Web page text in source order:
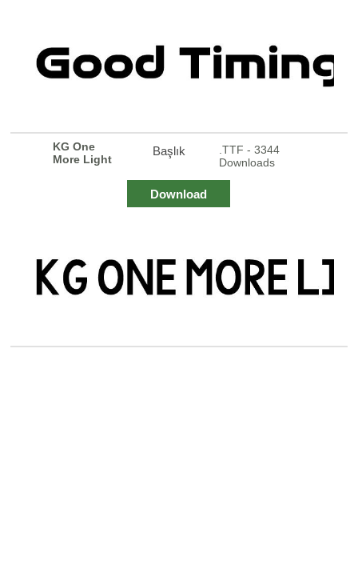
KG One
More Light
Başlık
.TTF - 3344
Downloads
Download